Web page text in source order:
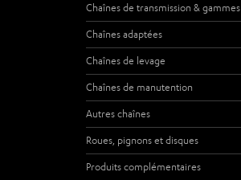
Chaînes de transmission & gammes
Chaînes adaptées
Chaînes de levage
Chaînes de manutention
Autres chaînes
Roues, pignons et disques
Produits complémentaires